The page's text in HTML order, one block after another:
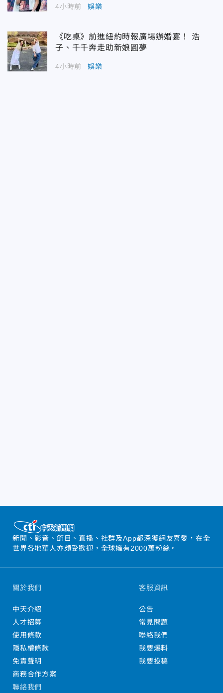
4小時前 娛樂
《吃桌》前進紐約時報廣場辦婚宴！ 浩
子、千千奔走助新娘圓夢
4小時前 娛樂
新聞、影音、節目、直播、社群及App都深獲網友喜愛，在全
世界各地華人亦頗受歡迎，全球擁有2000萬粉絲。
關於我們
中天介紹
人才招募
使用條款
隱私權條款
免責聲明
商務合作方案
客服資訊
公告
常見問題
聯絡我們
我要爆料
我要投稿
聯絡我們